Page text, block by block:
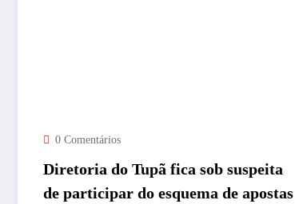
0 Comentários
Diretoria do Tupã fica sob suspeita
de participar do esquema de apostas